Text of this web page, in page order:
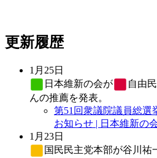
更新履歴
1月25日
日本維新の会が 自由
んの推薦を発表。
第51回衆議院議員総選
お知らせ | 日本維新の
1月23日
国民民主党本部が谷川祐